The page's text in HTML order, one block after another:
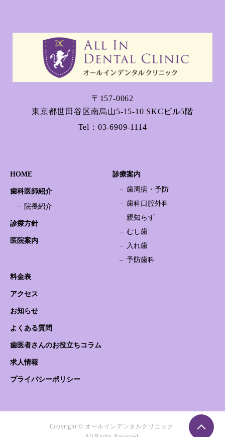
〒157-0062
東京都世田谷区南烏山5-15-10 SKCビル5階
Tel： 03-6909-1114
HOME
歯科医師紹介
院長紹介
診療方針
医院案内
診療案内
歯周病・予防
歯科口腔外科
親知らず
むし歯
入れ歯
予防歯科
料金表
アクセス
お知らせ
よくある質問
歯医者さんのお役立ちコラム
求人情報
プライバシーポリシー
Copyright © オールインデンタルクリニック.